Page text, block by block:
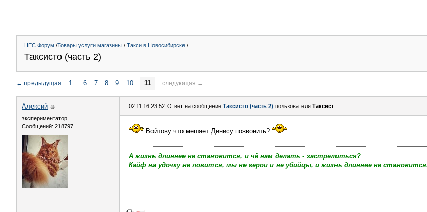
НГС.Форум /Товары услуги магазины / Такси в Новосибирске /
Таксисто (часть 2)
← предыдущая 1 .. 6 7 8 9 10 11 следующая →
Алексий
экспериментатор
Сообщений: 218797
02.11.16 23:52 Ответ на сообщение Таксисто (часть 2) пользователя Таксист
Войтову что мешает Денису позвонить?
А жизнь длиннее не становится, и чё нам делать - застрелиться?
Кайф на удочку не ловится, мы не герои и не убийцы, и жизнь длиннее не